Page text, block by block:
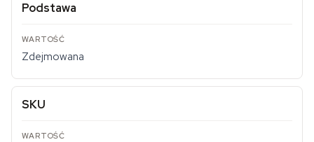
Podstawa
Zdejmowana
SKU